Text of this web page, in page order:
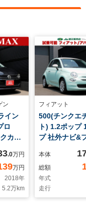
ン
イン
ロ
カメ
正ア
トキ
.0万円
万円
2018年
5.2万km
フィアット
500(チンクエ
ト) 1.2ポップ
プ 社外ナビ&
ラ クルーズコ
ール USB入
ETC 純正14イ
ルミホイール
フレザーシー
本体
総額
年式
走行